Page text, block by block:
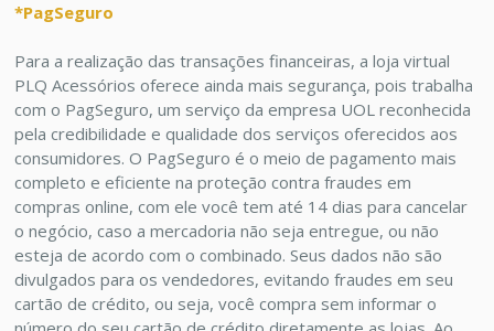
*PagSeguro
Para a realização das transações financeiras, a loja virtual
PLQ Acessórios oferece ainda mais segurança, pois trabalha
com o PagSeguro, um serviço da empresa UOL reconhecida
pela credibilidade e qualidade dos serviços oferecidos aos
consumidores. O PagSeguro é o meio de pagamento mais
completo e eficiente na proteção contra fraudes em
compras online, com ele você tem até 14 dias para cancelar
o negócio, caso a mercadoria não seja entregue, ou não
esteja de acordo com o combinado. Seus dados não são
divulgados para os vendedores, evitando fraudes em seu
cartão de crédito, ou seja, você compra sem informar o